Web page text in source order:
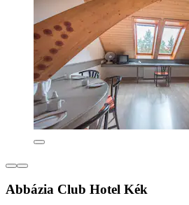
Abbázia Club Hotel Kék